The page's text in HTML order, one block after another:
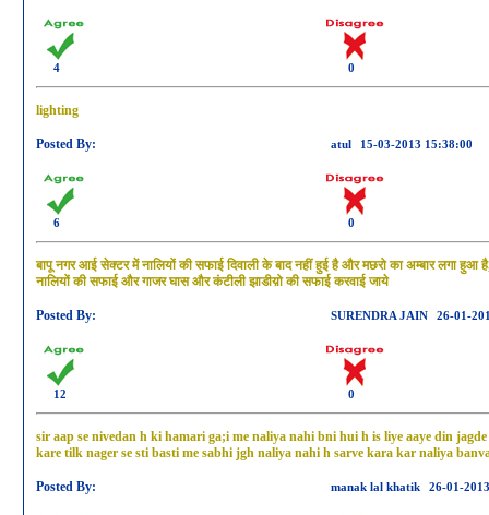
4 0
lighting
Posted By: atul 15-03-2013 15:38:00
6 0
बापू नगर आई सेक्टर में नालियों की सफाई दिवाली के बाद नहीं हुई है और मछरो का अम्बार लगा हुआ
नालियों की सफाई और गाजर घास और कंटीली झाडीय़ो की सफाई करवाई जाये
Posted By: SURENDRA JAIN 26-01-
12 0
sir aap se nivedan h ki hamari ga;i me naliya nahi bni hui h is liye aaye din
kare tilk nager se sti basti me sabhi jgh naliya nahi h sarve kara kar naliya
Posted By: manak lal khatik 26-01-